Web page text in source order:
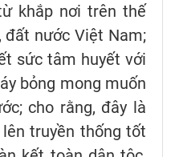
khắp nơi trên thế
đất nước Việt Nam;
sức tâm huyết với
bỏng mong muốn
cho rằng, đây là
truyền thống tốt